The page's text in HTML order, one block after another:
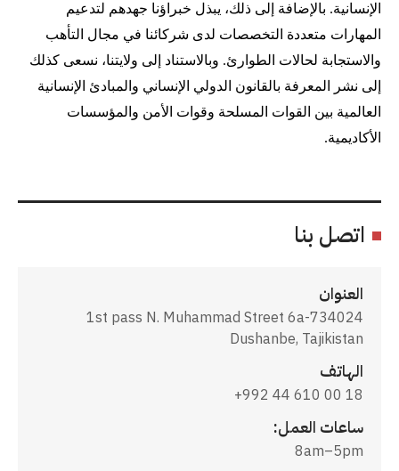
الإنسانية. بالإضافة إلى ذلك، يبذل خبراؤنا جهدهم لتدعيم
المهارات متعددة التخصصات لدى شركائنا في مجال التأهب
والاستجابة لحالات الطوارئ. وبالاستناد إلى ولايتنا، نسعى كذلك
إلى نشر المعرفة بالقانون الدولي الإنساني والمبادئ الإنسانية
العالمية بين القوات المسلحة وقوات الأمن والمؤسسات
الأكاديمية.
اتصل بنا
العنوان
1st pass N. Muhammad Street 6a-734024
Dushanbe, Tajikistan
الهاتف
+992 44 610 00 18
ساعات العمل:
8am–5pm